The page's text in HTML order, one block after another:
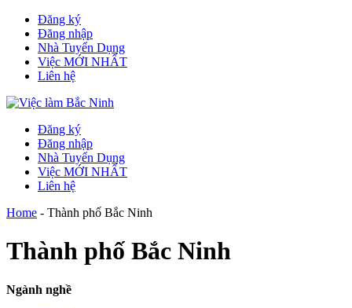
Đăng ký
Đăng nhập
Nhà Tuyển Dụng
Việc MỚI NHẤT
Liên hệ
Đăng ký
Đăng nhập
Nhà Tuyển Dụng
Việc MỚI NHẤT
Liên hệ
Home - Thành phố Bắc Ninh
Thành phố Bắc Ninh
Ngành nghề